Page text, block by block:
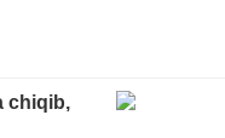
chiqib,